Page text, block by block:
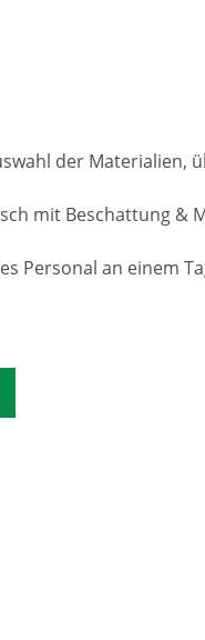
der Materialien,
mit Beschattung &
Personal an einem